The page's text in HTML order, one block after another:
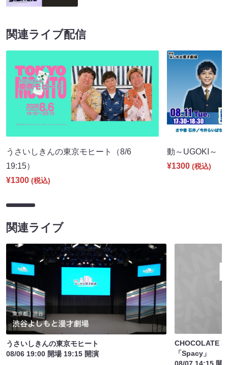
関連ライブ配信
うさいしきんの東京モヒート（8/6
19:15）
¥1300 (税込)
動～UGOKI～
¥1300 (税込)
関連ライブ
うさいしきんの東京モヒート
08/06 19:00 開場 19:15 開演
CHOCOLATE
「Spacy」